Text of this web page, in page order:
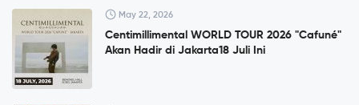
May 22, 2026
Centimillimental WORLD TOUR 2026 "Cafuné"
Akan Hadir di Jakarta18 Juli Ini